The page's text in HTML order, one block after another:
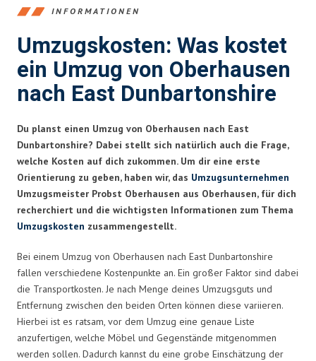
INFORMATIONEN
Umzugskosten: Was kostet
ein Umzug von Oberhausen
nach East Dunbartonshire
Du planst einen Umzug von Oberhausen nach East
Dunbartonshire? Dabei stellt sich natürlich auch die Frage,
welche Kosten auf dich zukommen. Um dir eine erste
Orientierung zu geben, haben wir, das Umzugsunternehmen
Umzugsmeister Probst Oberhausen aus Oberhausen, für dich
recherchiert und die wichtigsten Informationen zum Thema
Umzugskosten zusammengestellt.
Bei einem Umzug von Oberhausen nach East Dunbartonshire
fallen verschiedene Kostenpunkte an. Ein großer Faktor sind dabei
die Transportkosten. Je nach Menge deines Umzugsguts und
Entfernung zwischen den beiden Orten können diese variieren.
Hierbei ist es ratsam, vor dem Umzug eine genaue Liste
anzufertigen, welche Möbel und Gegenstände mitgenommen
werden sollen. Dadurch kannst du eine grobe Einschätzung der